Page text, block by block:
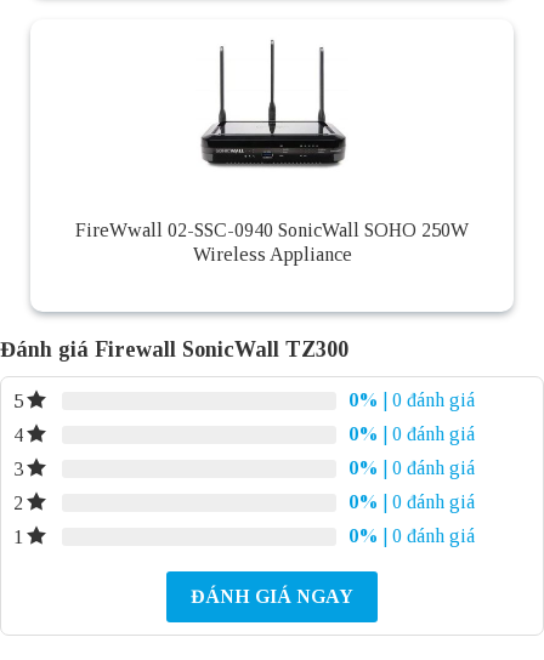
FireWwall 02-SSC-0940 SonicWall SOHO 250W
Wireless Appliance
Đánh giá Firewall SonicWall TZ300
5 0%
| 0 đánh giá
4
0%
| 0 đánh giá
3
0%
| 0 đánh giá
2
0%
| 0 đánh giá
1
0% | 0 đánh giá
ĐÁNH GIÁ NGAY